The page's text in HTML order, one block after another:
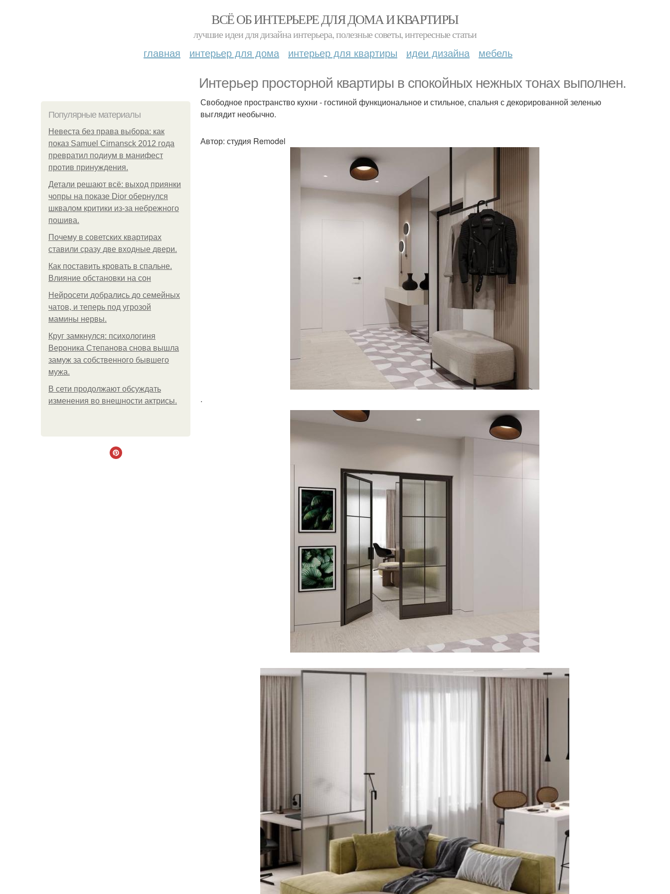
ВСЁ ОБ ИНТЕРЬЕРЕ ДЛЯ ДОМА И КВАРТИРЫ
лучшие идеи для дизайна интерьера, полезные советы, интересные статьи
главная интерьер для дома интерьер для квартиры идеи дизайна мебель
Интерьер просторной квартиры в спокойных нежных тонах выполнен.
Популярные материалы
Невеста без права выбора: как
показ Samuel Cirnansck 2012 года
превратил подиум в манифест
против принуждения.
Детали решают всё: выход приянки
чопры на показе Dior обернулся
шквалом критики из-за небрежного
пошива.
Почему в советских квартирах
ставили сразу две входные двери.
Как поставить кровать в спальне.
Влияние обстановки на сон
Нейросети добрались до семейных
чатов, и теперь под угрозой
мамины нервы.
Круг замкнулся: психологиня
Вероника Степанова снова вышла
замуж за собственного бывшего
мужа.
В сети продолжают обсуждать
изменения во внешности актрисы.
Свободное пространство кухни - гостиной функциональное и стильное, спальня с декорированной зеленью
выглядит необычно.
Автор: студия Remodel
.